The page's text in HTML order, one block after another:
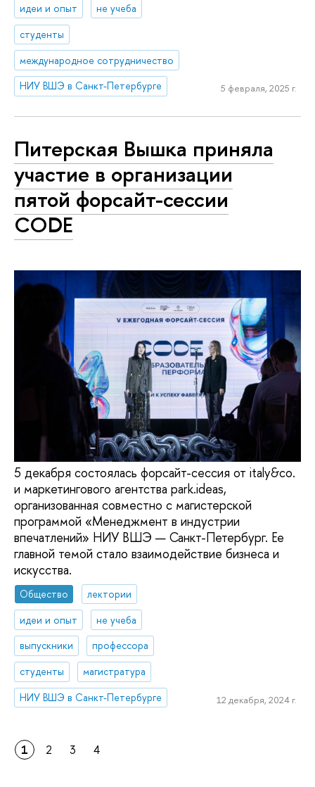
идеи и опыт
не учеба
студенты
международное сотрудничество
НИУ ВШЭ в Санкт-Петербурге
5 февраля, 2025 г.
Питерская Вышка приняла
участие в организации
пятой форсайт-сессии
CODE
5 декабря состоялась форсайт-сессия от italy&co.
и маркетингового агентства park.ideas,
организованная совместно с магистерской
программой «Менеджмент в индустрии
впечатлений» НИУ ВШЭ — Санкт-Петербург. Ее
главной темой стало взаимодействие бизнеса и
искусства.
Общество
лектории
идеи и опыт
не учеба
выпускники
профессора
студенты
магистратура
НИУ ВШЭ в Санкт-Петербурге
12 декабря, 2024 г.
1 2 3 4